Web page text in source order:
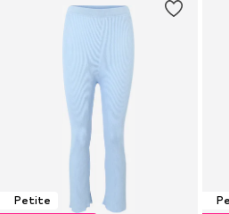
Petite